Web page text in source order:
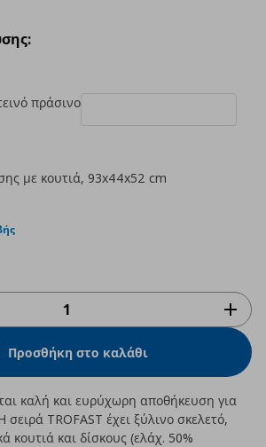
με κουτιά, 93x44x52 cm
τιμή
πράσινο
Προσθήκη στο καλάθι
καλή και ευρύχωρη αποθήκευση για
TROFAST έχει ξύλινο σκελετό,
κουτιά και δίσκους (ελάχ. 50%